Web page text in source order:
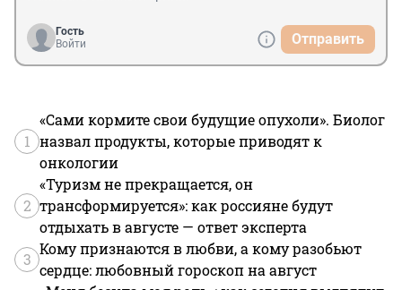
Гость
Войти
Отправить
1
«Сами кормите свои будущие опухоли». Биолог
назвал продукты, которые приводят к
онкологии
2
«Туризм не прекращается, он
трансформируется»: как россияне будут
отдыхать в августе — ответ эксперта
3
Кому признаются в любви, а кому разобьют
сердце: любовный гороскоп на август